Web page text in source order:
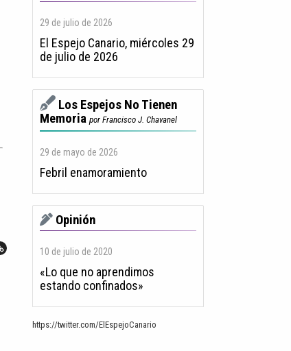
29 de julio de 2026
El Espejo Canario, miércoles 29
de julio de 2026
Los Espejos No Tienen
Memoria por Francisco J. Chavanel
29 de mayo de 2026
Febril enamoramiento
Opinión
10 de julio de 2020
«Lo que no aprendimos
estando confinados»
https://twitter.com/ElEspejoCanario